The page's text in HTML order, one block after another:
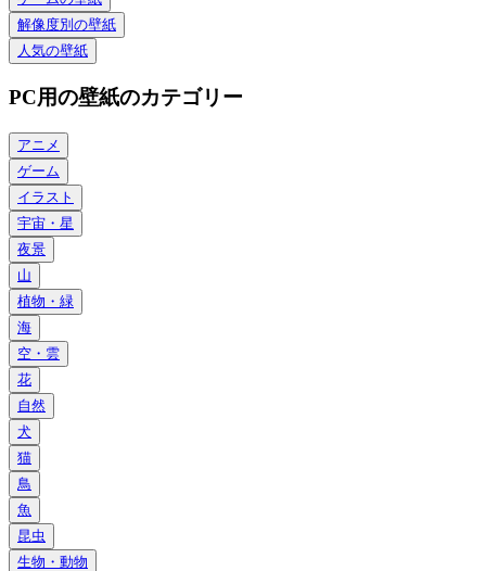
解像度別の壁紙
人気の壁紙
PC用の壁紙のカテゴリー
アニメ
ゲーム
イラスト
宇宙・星
夜景
山
植物・緑
海
空・雲
花
自然
犬
猫
鳥
魚
昆虫
生物・動物